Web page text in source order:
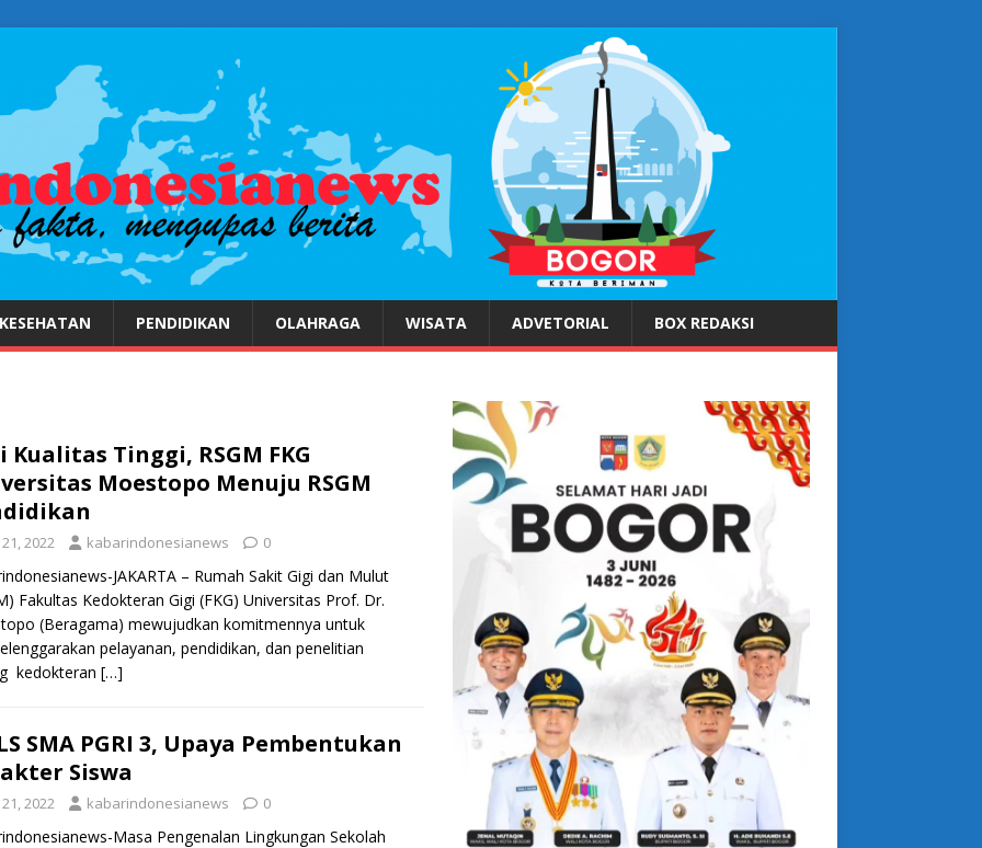
KESEHATAN PENDIDIKAN OLAHRAGA WISATA ADVETORIAL BOX REDAKSI
Kualitas Tinggi, RSGM FKG
Moestopo Menuju RSGM
21, 2022 kabarindonesianews 0
JAKARTA – Rumah Sakit Gigi dan Mulut
Fakultas Kedokteran Gigi (FKG) Universitas Prof. Dr.
(Beragama) mewujudkan komitmennya untuk
pelayanan, pendidikan, dan penelitian
kedokteran […]
SMA PGRI 3, Upaya Pembentukan
Siswa
21, 2022 kabarindonesianews 0
Masa Pengenalan Lingkungan Sekolah